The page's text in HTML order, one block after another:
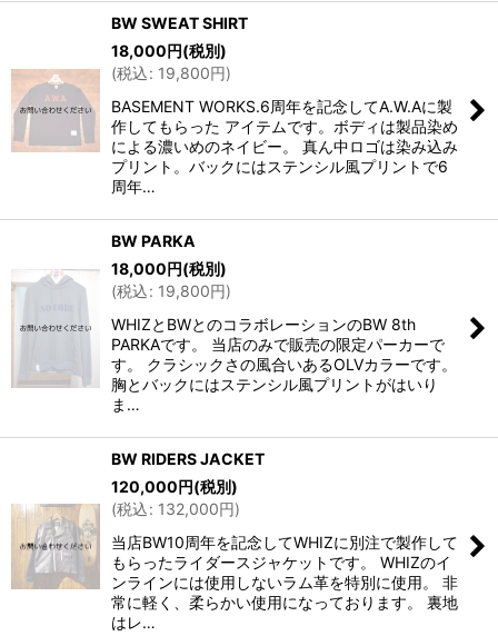
BW SWEAT SHIRT
18,000円(税別)
(税込: 19,800円)
BASEMENT WORKS.6周年を記念してA.W.Aに製
作してもらった アイテムです。ボディは製品染め
による濃いめのネイビー。 真ん中ロゴは染み込み
プリント。バックにはステンシル風プリントで6
周年…
BW PARKA
18,000円(税別)
(税込: 19,800円)
WHIZとBWとのコラボレーションのBW 8th
PARKAです。 当店のみで販売の限定パーカーで
す。 クラシックさの風合いあるOLVカラーです。
胸とバックにはステンシル風プリントがはいり
ま…
BW RIDERS JACKET
120,000円(税別)
(税込: 132,000円)
当店BW10周年を記念してWHIZに別注で製作して
もらったライダースジャケットです。 WHIZのイ
ンラインには使用しないラム革を特別に使用。 非
常に軽く、柔らかい使用になっております。 裏地
はレ…